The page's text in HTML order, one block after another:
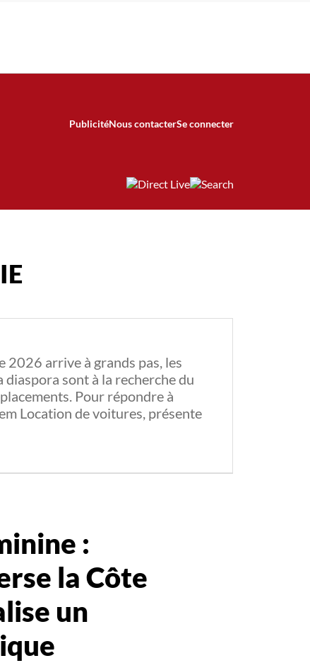
PublicitéNous contacterSe connecter
2026 arrive à grands pas, les
sont à la recherche du
Pour répondre à
Location de voitures, présente
:
la Côte
un